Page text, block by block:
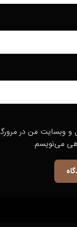
و وبسایت من در
می‌نویسم.